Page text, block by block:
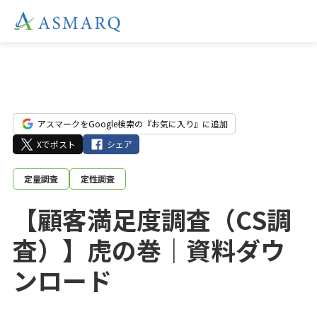
アスマークをGoogle検索の『お気に入り』に追加
Xでポスト
シェア
定量調査 定性調査
【顧客満足度調査（CS調
査）】虎の巻｜資料ダウ
ンロード